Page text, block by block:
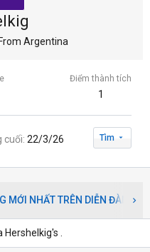
From Argentina
Điểm thành tích
1
cuối 22/3/26 Tìm
MỚI NHẤT TRÊN DIỄN ĐÀN
.